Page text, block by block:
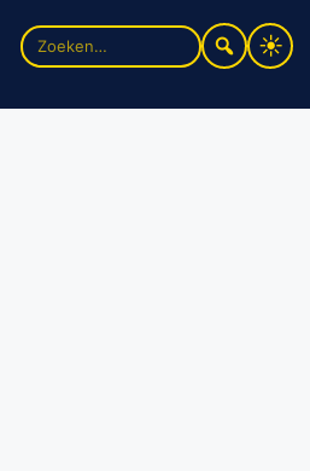
Zoek
naar: